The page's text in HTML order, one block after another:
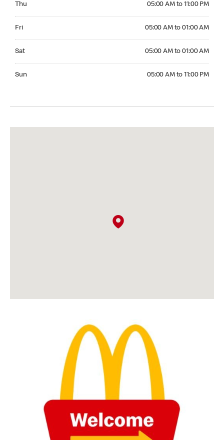
Thu 05:00 AM to 11:00 PM
Fri 05:00 AM to 01:00 AM
Sat 05:00 AM to 01:00 AM
Sun 05:00 AM to 11:00 PM